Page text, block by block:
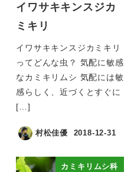
イワサキキンスジカ
ミキリ
イワサキキンスジカミキリ
ってどんな虫？ 気配に敏感
なカミキリムシ 気配には敏
感らしく、近づくとすぐに
[…]
村松佳優 2018-12-31
カミキリムシ科